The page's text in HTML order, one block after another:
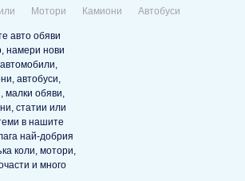
Мотори Камиони Автобуси